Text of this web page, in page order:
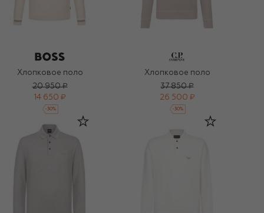
Хлопковое поло
20 950 ₽
14 650 ₽
-30%
Хлопковое поло
37 850 ₽
26 500 ₽
-30%